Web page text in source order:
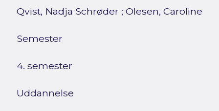
Qvist, Nadja Schrøder ; Olesen, Caroline
Semester
4. semester
Uddannelse